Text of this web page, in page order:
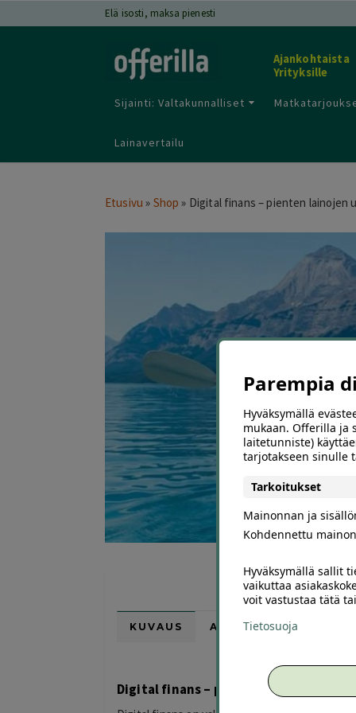
Elä isosti, maksa pienesti
Ajankohtaista
Yrityksille
Sijainti: Valtakunnalliset
Lainavertailu
Etusivu » Shop » Digital finans – pienten lainojen
KUVAUS ARVIOT (0)
Digital finans – pienten lainojen
Parempia
Hyväksymällä
mukaan. Offerilla ja
laitetunniste)
tarjotakseen sinulle
Tarkoitukset
Mainonnan ja
Kohdennettu
Hyväksymällä sallit
vaikuttaa
voit vastustaa tätä
Tietosuoja